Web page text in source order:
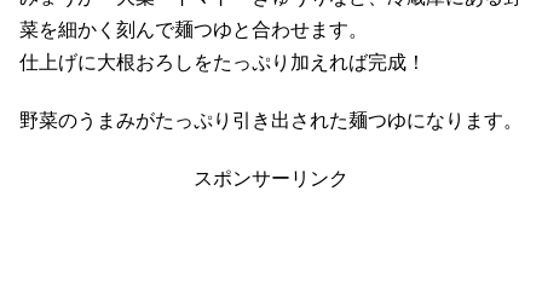
菜を細かく刻んで麺つゆと合わせます。
仕上げに大根おろしをたっぷり加えれば完成！
野菜のうまみがたっぷり引き出された麺つゆになります。
スポンサーリンク